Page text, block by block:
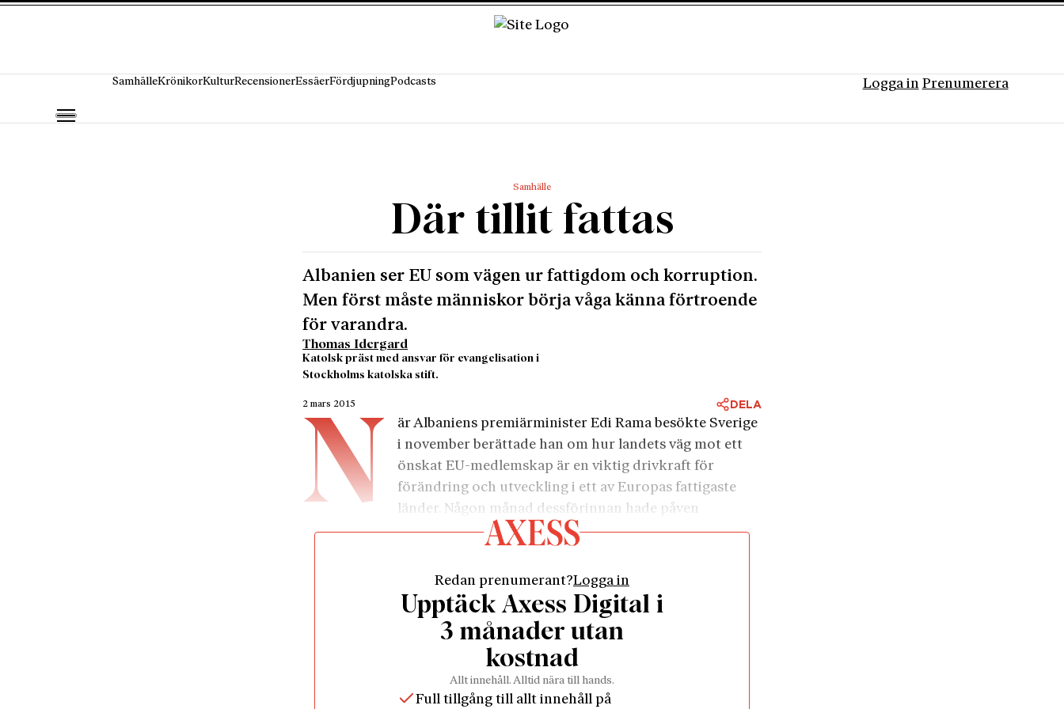
SamhälleKrönikorKulturRecensionerEssäerFördjupningPodcasts Logga in Prenumerera
Samhälle
Där tillit fattas
Albanien ser EU som vägen ur fattigdom och korruption.
Men först måste människor börja våga känna förtroende
för varandra.
Thomas Idergard
Katolsk präst med ansvar för evangelisation i
Stockholms katolska stift.
2 mars 2015 DELA
N
är Albaniens premiärminister Edi Rama besökte Sverige
i november berättade han om hur landets väg mot ett
önskat EU-medlemskap är en viktig drivkraft för
förändring och utveckling i ett av Europas fattigaste
länder. Någon månad dessförinnan hade påven
Franciskus genomfört ett blixtbesök i Albanien och i ett tal i Tirana
individualismens falska frihet, missbruk och våld” för att istället bygga
sitt liv på Kristus och så skapa en ”kultur av möte och av solidaritet”.
Under min utbildning till jesuit tillbringade jag en stor del av
sommaren 2013, i Albanien där jag hjälpte en grupp Moder Teresa-
systrar och en lokal församlingspräst med evangelisation och mission i
de mycket fattiga och otillgängliga bergsbygderna i norr. Tillsammans
med en medbroder levde jag mitt i ett förfallet hyreshusområde i
Redan prenumerant?Logga in
Upptäck Axess Digital i
3 månader utan
kostnad
Allt innehåll. Alltid nära till hands.
Full tillgång till allt innehåll på